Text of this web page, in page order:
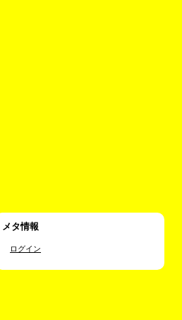
メタ情報
ログイン